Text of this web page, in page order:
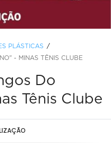
PLÁSTICAS
- MINAS TÊNIS CLUBE
Do
Tênis Clube